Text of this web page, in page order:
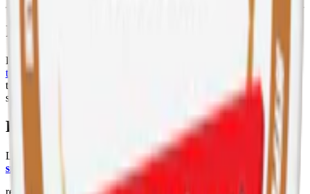
Information om varumärket Lyft
Lyft från det välkända företaget British American Tobacco är ett
tobaksfritt snus
som introducerat 2018 i Sverige. Prillorna är helvita,
tillverkade av naturfiber, och missfärgar inte tänderna. Finns i flera
smaker. BAT tillverkar också
Färskt vitt snus
Läs mer om hur du förvarar Lyft Barista Twist:
"Så förvarar du
snuset rätt"